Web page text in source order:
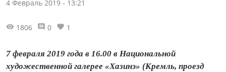
4 Февраль 2019 - 13:21
1806 0 1
7 февраля 2019 года в 16.00 в Национальной
художественной галерее «Хазинэ» (Кремль, проезд